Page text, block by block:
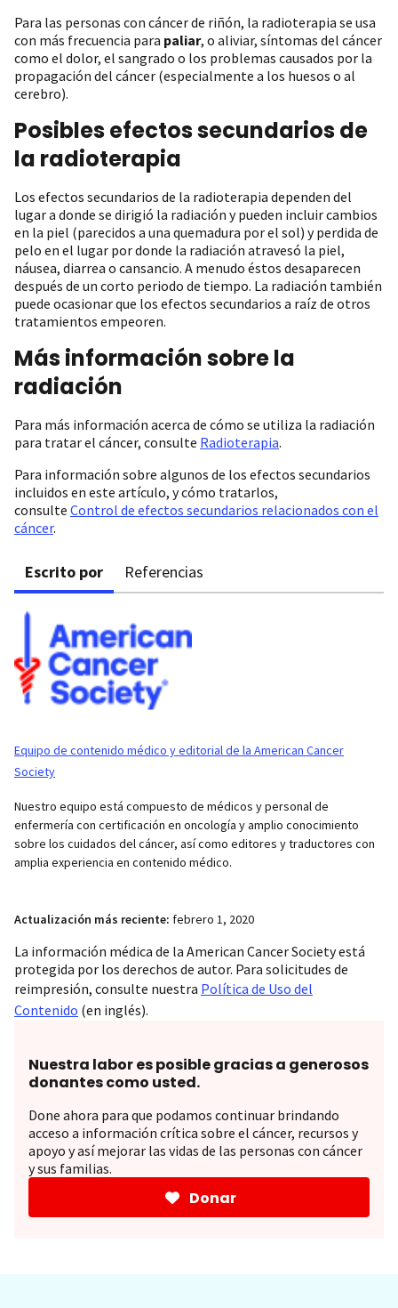
Para las personas con cáncer de riñón, la radioterapia se usa
con más frecuencia para paliar, o aliviar, síntomas del cáncer
como el dolor, el sangrado o los problemas causados por la
propagación del cáncer (especialmente a los huesos o al
cerebro).
Posibles efectos secundarios de
la radioterapia
Los efectos secundarios de la radioterapia dependen del
lugar a donde se dirigió la radiación y pueden incluir cambios
en la piel (parecidos a una quemadura por el sol) y perdida de
pelo en el lugar por donde la radiación atravesó la piel,
náusea, diarrea o cansancio. A menudo éstos desaparecen
después de un corto periodo de tiempo. La radiación también
puede ocasionar que los efectos secundarios a raíz de otros
tratamientos empeoren.
Más información sobre la
radiación
Para más información acerca de cómo se utiliza la radiación
para tratar el cáncer, consulte Radioterapia.
Para información sobre algunos de los efectos secundarios
incluidos en este artículo, y cómo tratarlos,
consulte Control de efectos secundarios relacionados con el
cáncer.
Escrito por Referencias
Equipo de contenido médico y editorial de la American Cancer
Society
Nuestro equipo está compuesto de médicos y personal de
enfermería con certificación en oncología y amplio conocimiento
sobre los cuidados del cáncer, así como editores y traductores con
amplia experiencia en contenido médico.
Actualización más reciente: febrero 1, 2020
La información médica de la American Cancer Society está
protegida por los derechos de autor. Para solicitudes de
reimpresión, consulte nuestra Política de Uso del
Contenido (en inglés).
Nuestra labor es posible gracias a generosos
donantes como usted.
Done ahora para que podamos continuar brindando
acceso a información crítica sobre el cáncer, recursos y
apoyo y así mejorar las vidas de las personas con cáncer
y sus familias.
Donar